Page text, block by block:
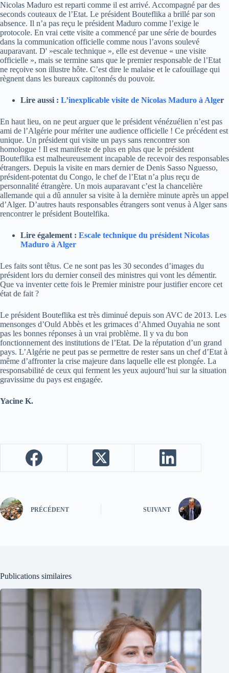
Nicolas Maduro est reparti comme il est arrivé. Accompagné par des
seconds couteaux de l’Etat. Le président Bouteflika a brillé par son
absence. Il n’a pas reçu le président Maduro comme l’exige le
protocole. En vrai cette visite a commencé par une série de bourdes
dans la communication officielle comme nous l’avons soulevé
auparavant. D' »escale technique », elle est devenue « une visite
officielle », mais se termine sans que le premier responsable de l’Etat
ne reçoive son illustre hôte. C’est dire le malaise et le cafouillage qui
règnent dans les bureaux capitonnés du pouvoir.
Lire aussi : L’inexplicable visite de Nicolas Maduro à Alger
En haut lieu, on ne peut arguer que le président vénézuélien n’est pas
ami de l’Algérie pour mériter une audience officielle ! Ce précédent est
unique. Un président qui visite un pays sans rencontrer son
homologue ! Il est manifeste de plus en plus que le président
Bouteflika est malheureusement incapable de recevoir des responsables
étrangers. Depuis la visite en mars dernier de Denis Sasso Nguesso,
président-potentat du Congo, le chef de l’Etat n’a plus reçu de
personnalité étrangère. Un mois auparavant c’est la chancelière
allemande qui a dû annuler sa visite à la dernière minute après un appel
d’Alger. D’autres hauts responsables étrangers sont venus à Alger sans
rencontrer le président Boutelfika.
Lire également : Escale technique du président Nicolas
Maduro à Alger
Les faits sont têtus. Ce ne sont pas les 30 secondes d’images du
président lors du dernier conseil des ministres qui vont les démentir.
Que va inventer cette fois le Premier ministre pour justifier encore cet
état de fait ?
Le président Bouteflika est très diminué depuis son AVC de 2013. Les
mensonges d’Ould Abbès et les grimaces d’Ahmed Ouyahia ne sont
pas les bonnes réponses à un vrai problème. Il y va du bon
fonctionnement des institutions de l’Etat. De la réputation d’un grand
pays. L’Algérie ne peut pas se permettre de rester sans un chef d’Etat à
même d’affronter la crise majeure dans laquelle elle est plongée. La
responsabilité de ceux qui ferment les yeux aujourd’hui sur la situation
gravissime du pays est engagée.
Yacine K.
PRÉCÉDENT SUIVANT
Publications similaires